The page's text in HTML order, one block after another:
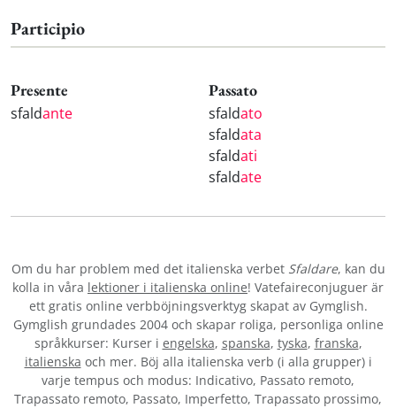
Participio
Presente
sfaldante
Passato
sfaldato
sfaldata
sfaldati
sfaldate
Om du har problem med det italienska verbet Sfaldare, kan du
kolla in våra lektioner i italienska online! Vatefaireconjuguer är
ett gratis online verbböjningsverktyg skapat av Gymglish.
Gymglish grundades 2004 och skapar roliga, personliga online
språkkurser: Kurser i engelska, spanska, tyska, franska,
italienska och mer. Böj alla italienska verb (i alla grupper) i
varje tempus och modus: Indicativo, Passato remoto,
Trapassato remoto, Passato, Imperfetto, Trapassato prossimo,